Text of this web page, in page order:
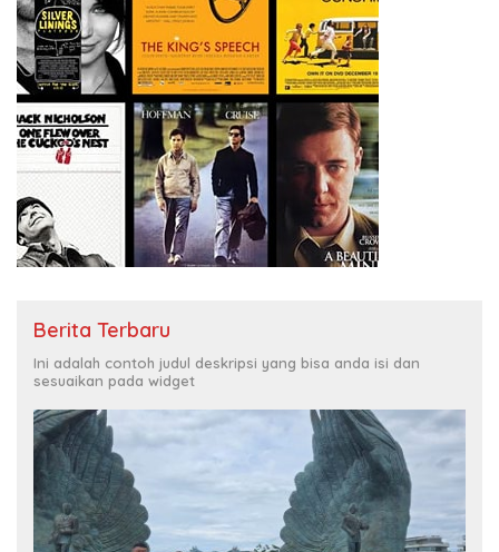
Berita Terbaru
Ini adalah contoh judul deskripsi yang bisa anda isi dan
sesuaikan pada widget